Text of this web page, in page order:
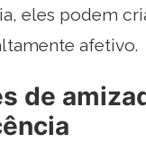
eles podem
afetivo.
de